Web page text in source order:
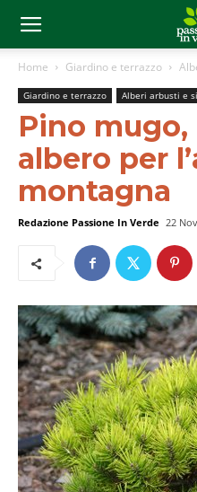
Home Giardino e terrazzo
Giardino e terrazzo Alberi arbusti e
Pino
albero per
montagna
Redazione Passione In Verde 22